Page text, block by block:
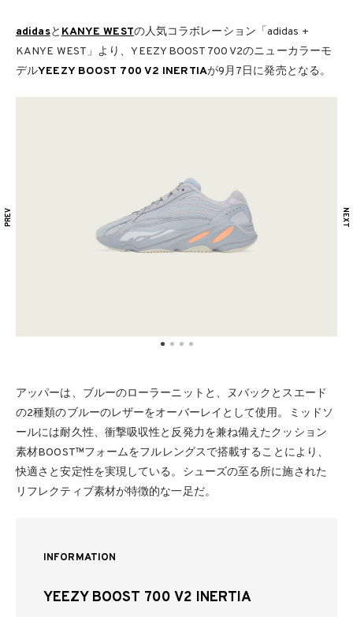
adidasと KANYE WESTの人気コラボレーション「adidas +
KANYE WEST」より、YEEZY BOOST 700 V2のニューカラーモ
デルYEEZY BOOST 700 V2 INERTIAが9月7日に発売となる。
アッパーは、ブルーのローラーニットと、ヌバックとスエード
の2種類のブルーのレザーをオーバーレイとして使用。ミッドソ
ールには耐久性、衝撃吸収性と反発力を兼ね備えたクッション
素材BOOST™フォームをフルレングスで搭載することにより、
快適さと安定性を実現している。シューズの至る所に施された
リフレクティブ素材が特徴的な一足だ。
INFORMATION
YEEZY BOOST 700 V2 INERTIA